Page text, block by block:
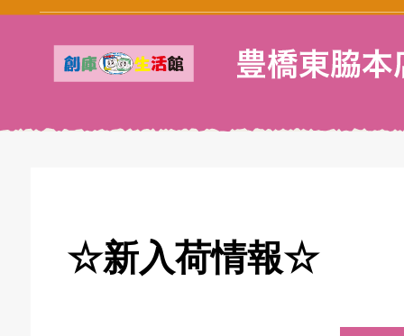
☆新入荷情報☆